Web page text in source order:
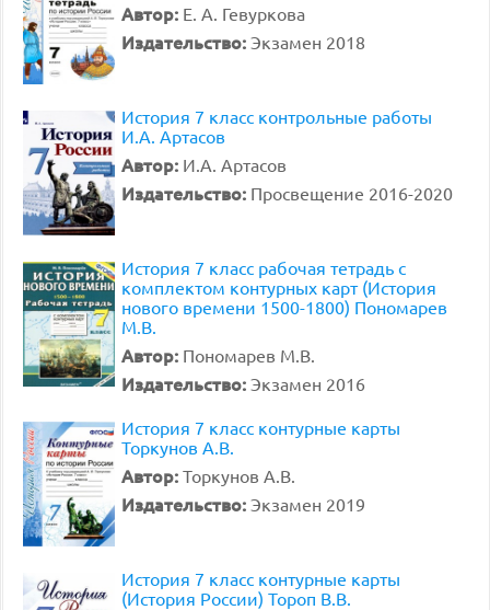
Автор: Е. А. Гевуркова
Издательство: Экзамен 2018
История 7 класс контрольные работы
И.А. Артасов
Автор: И.А. Артасов
Издательство: Просвещение 2016-2020
История 7 класс рабочая тетрадь с
комплектом контурных карт (История
нового времени 1500-1800) Пономарев
М.В.
Автор: Пономарев М.В.
Издательство: Экзамен 2016
История 7 класс контурные карты
Торкунов А.В.
Автор: Торкунов А.В.
Издательство: Экзамен 2019
История 7 класс контурные карты
(История России) Тороп В.В.